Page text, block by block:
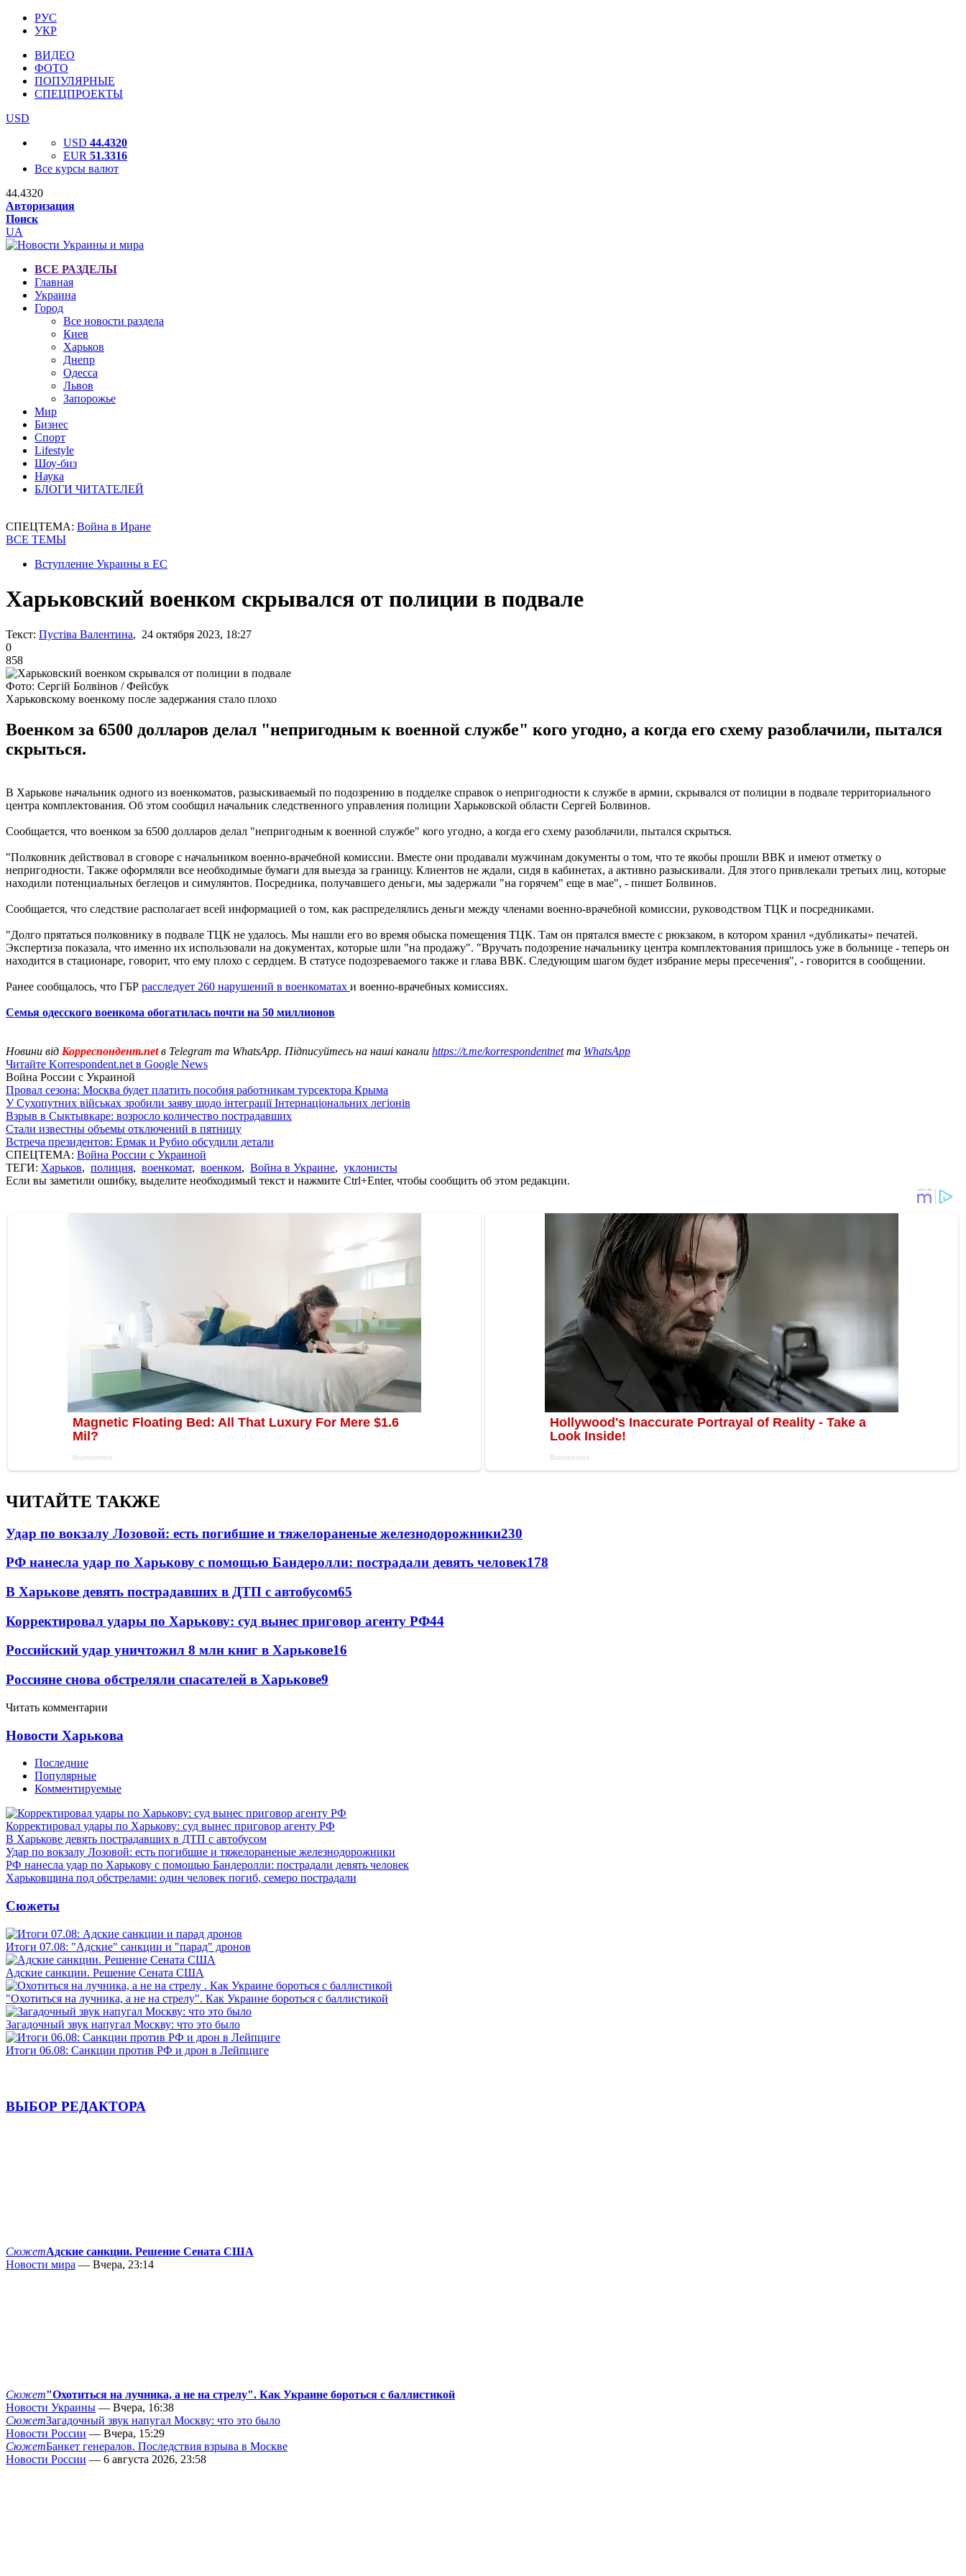
РУС
УКР
ВИДЕО
ФОТО
ПОПУЛЯРНЫЕ
СПЕЦПРОЕКТЫ
USD
USD 44.4320
EUR 51.3316
Все курсы валют
44.4320
Авторизация
Поиск
UA
ВСЕ РАЗДЕЛЫ
Главная
Украина
Город
Все новости раздела
Киев
Харьков
Днепр
Одесса
Львов
Запорожье
Мир
Бизнес
Спорт
Lifestyle
Шоу-биз
Наука
БЛОГИ ЧИТАТЕЛЕЙ
СПЕЦТЕМА: Война в Иране
ВСЕ ТЕМЫ
Вступление Украины в ЕС
Харьковский военком скрывался от полиции в подвале
Текст: Пустіва Валентина, 24 октября 2023, 18:27
0
858
Фото: Сергій Болвінов / Фейсбук
Харьковскому военкому после задержания стало плохо
Военком за 6500 долларов делал "непригодным к военной службе" кого угодно, а когда его схему разоблачили, пытался
скрыться.
В Харькове начальник одного из военкоматов, разыскиваемый по подозрению в подделке справок о непригодности к службе в армии, скрывался от полиции в подвале территориального
центра комплектования. Об этом сообщил начальник следственного управления полиции Харьковской области Сергей Болвинов.
Сообщается, что военком за 6500 долларов делал "непригодным к военной службе" кого угодно, а когда его схему разоблачили, пытался скрыться.
"Полковник действовал в сговоре с начальником военно-врачебной комиссии. Вместе они продавали мужчинам документы о том, что те якобы прошли ВВК и имеют отметку о
непригодности. Также оформляли все необходимые бумаги для выезда за границу. Клиентов не ждали, сидя в кабинетах, а активно разыскивали. Для этого привлекали третьих лиц, которые
находили потенциальных беглецов и симулянтов. Посредника, получавшего деньги, мы задержали "на горячем" еще в мае", - пишет Болвинов.
Сообщается, что следствие располагает всей информацией о том, как распределялись деньги между членами военно-врачебной комиссии, руководством ТЦК и посредниками.
"Долго прятаться полковнику в подвале ТЦК не удалось. Мы нашли его во время обыска помещения ТЦК. Там он прятался вместе с рюкзаком, в котором хранил «дубликаты» печатей.
Экспертиза показала, что именно их использовали на документах, которые шли "на продажу". "Вручать подозрение начальнику центра комплектования пришлось уже в больнице - теперь он
находится в стационаре, говорит, что ему плохо с сердцем. В статусе подозреваемого также и глава ВВК. Следующим шагом будет избрание меры пресечения", - говорится в сообщении.
Ранее сообщалось, что ГБР расследует 260 нарушений в военкоматах и военно-врачебных комиссиях.
Семья одесского военкома обогатилась почти на 50 миллионов
Новини від Корреспондент.netв Telegram та WhatsApp. Підписуйтесь на наші канали https://t.me/korrespondentnetта WhatsApp
Читайте Korrespondent.net в Google News
Война России с Украиной
Провал сезона: Москва будет платить пособия работникам турсектора Крыма
У Сухопутних військах зробили заяву щодо інтеграції Інтернаціональних легіонів
Взрыв в Сыктывкаре: возросло количество пострадавших
Стали известны объемы отключений в пятницу
Встреча президентов: Ермак и Рубио обсудили детали
СПЕЦТЕМА: Война России с Украиной
ТЕГИ: Харьков, полиция, военкомат, военком, Война в Украине, уклонисты
Если вы заметили ошибку, выделите необходимый текст и нажмите Ctrl+Enter, чтобы сообщить об этом редакции.
ЧИТАЙТЕ ТАКЖЕ
Удар по вокзалу Лозовой: есть погибшие и тяжелораненые железнодорожники230
РФ нанесла удар по Харькову с помощью Бандеролли: пострадали девять человек178
В Харькове девять пострадавших в ДТП с автобусом65
Корректировал удары по Харькову: суд вынес приговор агенту РФ44
Российский удар уничтожил 8 млн книг в Харькове16
Россияне снова обстреляли спасателей в Харькове9
Читать комментарии
Новости Харькова
Последние
Популярные
Комментируемые
Корректировал удары по Харькову: суд вынес приговор агенту РФ
В Харькове девять пострадавших в ДТП с автобусом
Удар по вокзалу Лозовой: есть погибшие и тяжелораненые железнодорожники
РФ нанесла удар по Харькову с помощью Бандеролли: пострадали девять человек
Харьковщина под обстрелами: один человек погиб, семеро пострадали
Сюжеты
Итоги 07.08: "Адские" санкции и "парад" дронов
Адские санкции. Решение Сената США
"Охотиться на лучника, а не на стрелу". Как Украине бороться с баллистикой
Загадочный звук напугал Москву: что это было
Итоги 06.08: Санкции против РФ и дрон в Лейпциге
ВЫБОР РЕДАКТОРА
СюжетАдские санкции. Решение Сената США
Новости мира — Вчера, 23:14
Сюжет"Охотиться на лучника, а не на стрелу". Как Украине бороться с баллистикой
Новости Украины — Вчера, 16:38
СюжетЗагадочный звук напугал Москву: что это было
Новости России — Вчера, 15:29
СюжетБанкет генералов. Последствия взрыва в Москве
Новости России — 6 августа 2026, 23:58